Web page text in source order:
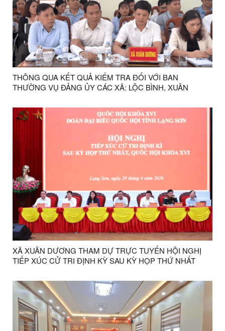
THÔNG QUA KẾT QUẢ KIỂM TRA ĐỐI VỚI BAN
THƯỜNG VỤ ĐẢNG ỦY CÁC XÃ: LỘC BÌNH, XUÂN
DƯƠNG, KHUẤT XÁ
XÃ XUÂN DƯƠNG THAM DỰ TRỰC TUYẾN HỘI NGHỊ
TIẾP XÚC CỬ TRI ĐỊNH KỲ SAU KỲ HỌP THỨ NHẤT